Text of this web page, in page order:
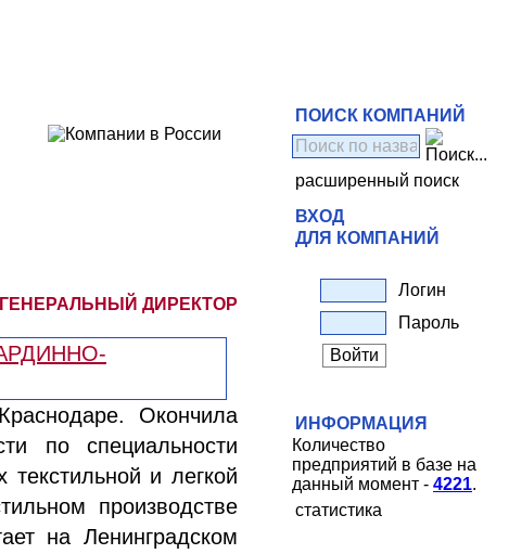
ДИРЕКТОР
Окончила
по специальности
текстильной и легкой
производстве
на Ленинградском
ПОИСК КОМПАНИЙ
расширенный поиск
ВХОД
ДЛЯ КОМПАНИЙ
Логин
Пароль
ИНФОРМАЦИЯ
Количество
предприятий в базе на
данный момент - 4221.
статистика